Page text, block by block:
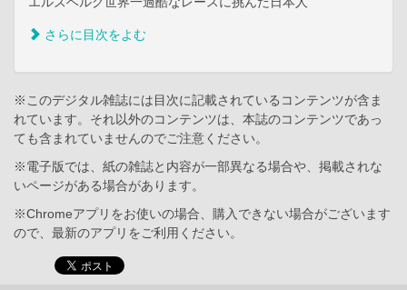
さらに目次をよむ
※このデジタル雑誌には目次に記載されているコンテンツが含ま
れています。それ以外のコンテンツは、本誌のコンテンツであっ
ても含まれていませんのでご注意ください。
※電子版では、紙の雑誌と内容が一部異なる場合や、掲載されな
いページがある場合があります。
※Chromeアプリをお使いの場合、購入できない場合がございます
ので、最新のアプリをご利用ください。